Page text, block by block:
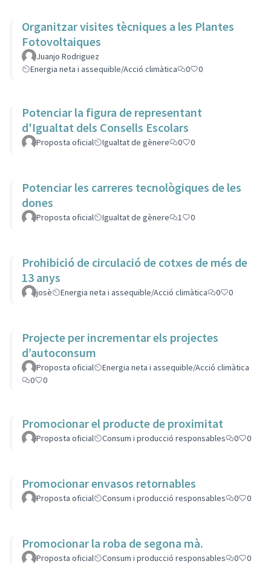
Organitzar visites tècniques a les Plantes
Fotovoltaiques
Juanjo Rodriguez
Energia neta i assequible/Acció climàtica
0 0
Potenciar la figura de representant
d'Igualtat dels Consells Escolars
Proposta oficial Igualtat de gènere 0 0
Potenciar les carreres tecnològiques de les
dones
Proposta oficial Igualtat de gènere 1 0
Prohibició de circulació de cotxes de més de
13 anys
josè Energia neta i assequible/Acció climàtica 0 0
Projecte per incrementar els projectes
d’autoconsum
Proposta oficial
Energia neta i assequible/Acció climàtica
0
0
Promocionar el producte de proximitat
Proposta oficial Consum i producció responsables 0 0
Promocionar envasos retornables
Proposta oficial Consum i producció responsables 0 0
Promocionar la roba de segona mà.
Proposta oficial Consum i producció responsables 0 0